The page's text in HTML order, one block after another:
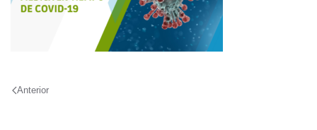
Anterior